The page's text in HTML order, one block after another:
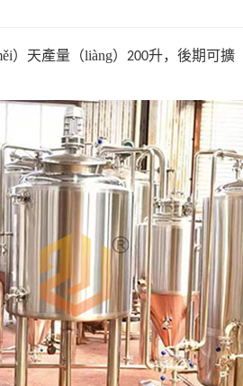
）天產量（liàng） 200升，後期可擴